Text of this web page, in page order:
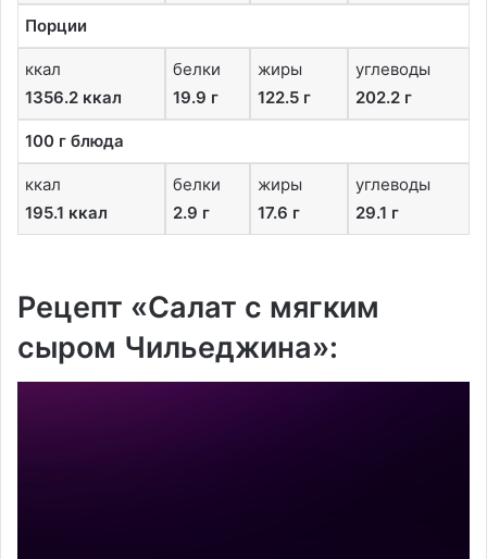
Порции
ккал
1356.2 ккал
белки
19.9 г
жиры
122.5 г
углеводы
202.2 г
100 г блюда
ккал
195.1 ккал
белки
2.9 г
жиры
17.6 г
углеводы
29.1 г
Рецепт «Салат с мягким
сыром Чильеджина»: